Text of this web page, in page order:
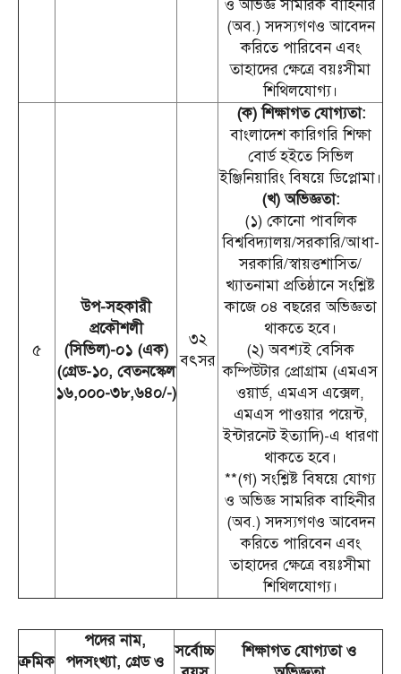
ও অভিজ্ঞ সামরিক বাহিনীর
(অব.) সদস্যগণও আবেদন
করিতে পারিবেন এবং
তাহাদের ক্ষেত্রে বয়ঃসীমা
শিথিলযোগ্য।
৫
উপ-সহকারী
প্রকৌশলী
(সিভিল)-০১ (এক)
(গ্রেড-১০, বেতনস্কেল
১৬,০০০-৩৮,৬৪০/-)
৩২
বৎসর
(ক) শিক্ষাগত যোগ্যতা:
বাংলাদেশ কারিগরি শিক্ষা
বোর্ড হইতে সিভিল
ইঞ্জিনিয়ারিং বিষয়ে ডিপ্লোমা।
(খ) অভিজ্ঞতা:
(১) কোনো পাবলিক
বিশ্ববিদ্যালয়/সরকারি/আধা-
সরকারি/স্বায়ত্তশাসিত/
খ্যাতনামা প্রতিষ্ঠানে সংশ্লিষ্ট
কাজে ০৪ বছরের অভিজ্ঞতা
থাকতে হবে।
(২) অবশ্যই বেসিক
কম্পিউটার প্রোগ্রাম (এমএস
ওয়ার্ড, এমএস এক্সেল,
এমএস পাওয়ার পয়েন্ট,
ইন্টারনেট ইত্যাদি)-এ ধারণা
থাকতে হবে।
**(গ) সংশ্লিষ্ট বিষয়ে যোগ্য
ও অভিজ্ঞ সামরিক বাহিনীর
(অব.) সদস্যগণও আবেদন
করিতে পারিবেন এবং
তাহাদের ক্ষেত্রে বয়ঃসীমা
শিথিলযোগ্য।
ক্রমিক
পদের নাম,
পদসংখ্যা, গ্রেড ও
সর্বোচ্চ
শিক্ষাগত যোগ্যতা ও